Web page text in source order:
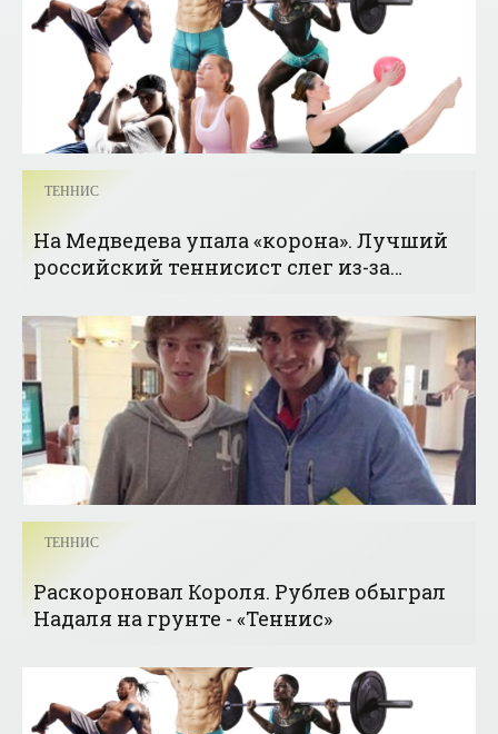
ТЕННИС
На Медведева упала «корона». Лучший
российский теннисист слег из-за
ТЕННИС
Раскороновал Короля. Рублев обыграл
Надаля на грунте - «Теннис»